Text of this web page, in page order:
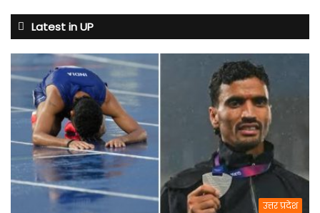
अभ्यास
मैच
पसीना
बहाएगी
टीम
इंडिया
Latest in UP
उत्तर प्रदेश